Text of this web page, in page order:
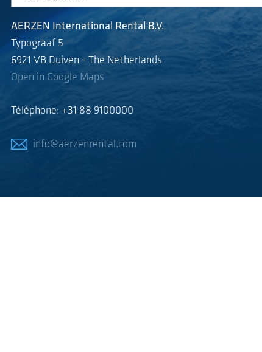
AERZEN International Rental B.V.
Typograaf 5
6921 VB Duiven - The Netherlands
Open in Google Maps
Téléphone: +31 88 9100000
info@aerzenrental.com